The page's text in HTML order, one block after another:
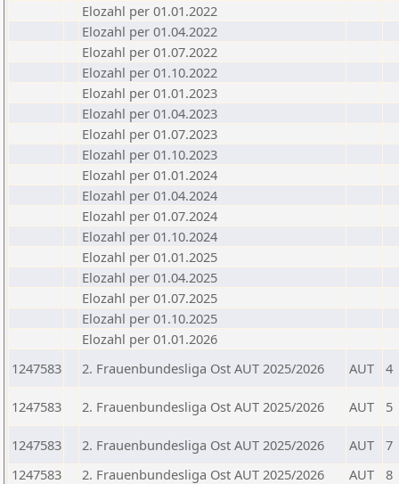
Elozahl per 01.01.2022
Elozahl per 01.04.2022
Elozahl per 01.07.2022
Elozahl per 01.10.2022
Elozahl per 01.01.2023
Elozahl per 01.04.2023
Elozahl per 01.07.2023
Elozahl per 01.10.2023
Elozahl per 01.01.2024
Elozahl per 01.04.2024
Elozahl per 01.07.2024
Elozahl per 01.10.2024
Elozahl per 01.01.2025
Elozahl per 01.04.2025
Elozahl per 01.07.2025
Elozahl per 01.10.2025
Elozahl per 01.01.2026
1247583
2. Frauenbundesliga Ost AUT 2025/2026 AUT 4
1247583 2. Frauenbundesliga Ost AUT 2025/2026 AUT 5
1247583 2. Frauenbundesliga Ost AUT 2025/2026 AUT
7
1247583
2. Frauenbundesliga Ost AUT 2025/2026 AUT
8